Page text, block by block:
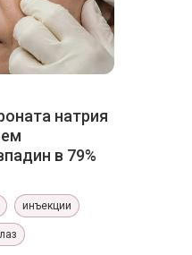
натрия
в 79%
инъекции